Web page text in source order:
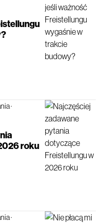
·
roku
·